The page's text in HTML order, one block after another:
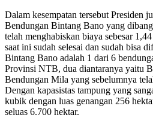
Dalam kesempatan tersebut Presiden
Bendungan Bintang Bano yang
telah menghabiskan biaya sebesar
saat ini sudah selesai dan sudah bisa
Bintang Bano adalah 1 dari 6
Provinsi NTB, dua diantaranya yaitu
Bendungan Mila yang sebelumnya
Dengan kapasistas tampung yang
kubik dengan luas genangan 256
seluas 6.700 hektar.